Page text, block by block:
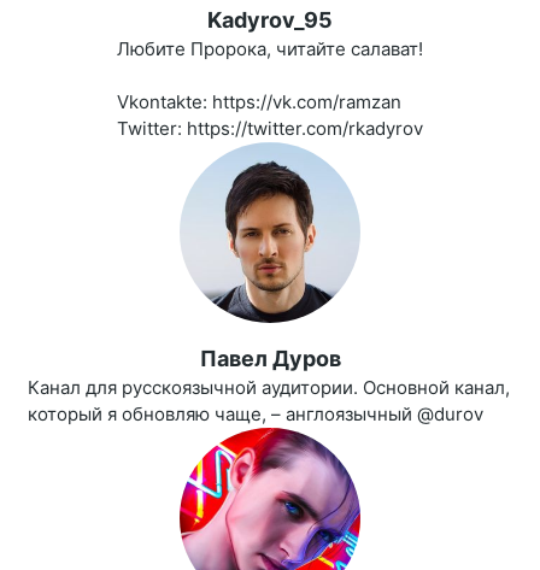
Kadyrov_95
Любите Пророка, читайте салават!
Vkontakte: https://vk.com/ramzan
Twitter: https://twitter.com/rkadyrov
Павел Дуров
Канал для русскоязычной аудитории. Основной канал,
который я обновляю чаще, – англоязычный @durov